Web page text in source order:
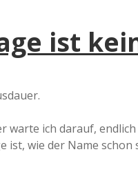
ist
warte ich darauf,
ist, wie der Name